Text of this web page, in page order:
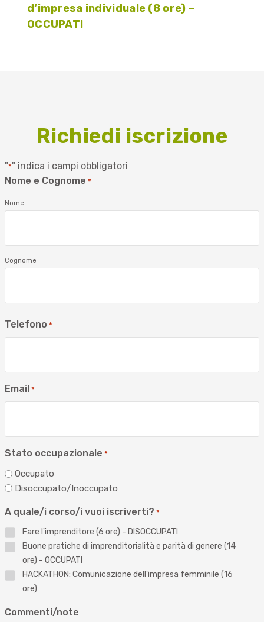
d’impresa individuale (8 ore) –
OCCUPATI
Richiedi iscrizione
"*" indica i campi obbligatori
Nome e Cognome *
Nome
Cognome
Telefono *
Email *
Stato occupazionale *
Occupato
Disoccupato/Inoccupato
A quale/i corso/i vuoi iscriverti? *
Fare l'imprenditore (6 ore) - DISOCCUPATI
Buone pratiche di imprenditorialità e parità di genere (14
ore) - OCCUPATI
HACKATHON: Comunicazione dell'impresa femminile (16
ore)
Commenti/note